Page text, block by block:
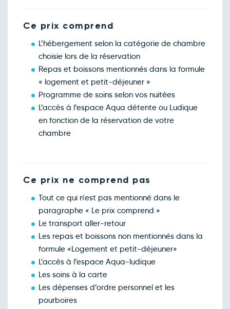
Ce prix comprend
L’hébergement selon la catégorie de chambre
choisie lors de la réservation
Repas et boissons mentionnés dans la formule
« logement et petit-déjeuner »
Programme de soins selon vos nuitées
L’accès à l’espace Aqua détente ou Ludique
en fonction de la réservation de votre
chambre
Ce prix ne comprend pas
Tout ce qui n'est pas mentionné dans le
paragraphe « Le prix comprend »
Le transport aller-retour
Les repas et boissons non mentionnés dans la
formule «Logement et petit-déjeuner»
L’accès à l’espace Aqua-ludique
Les soins à la carte
Les dépenses d’ordre personnel et les
pourboires